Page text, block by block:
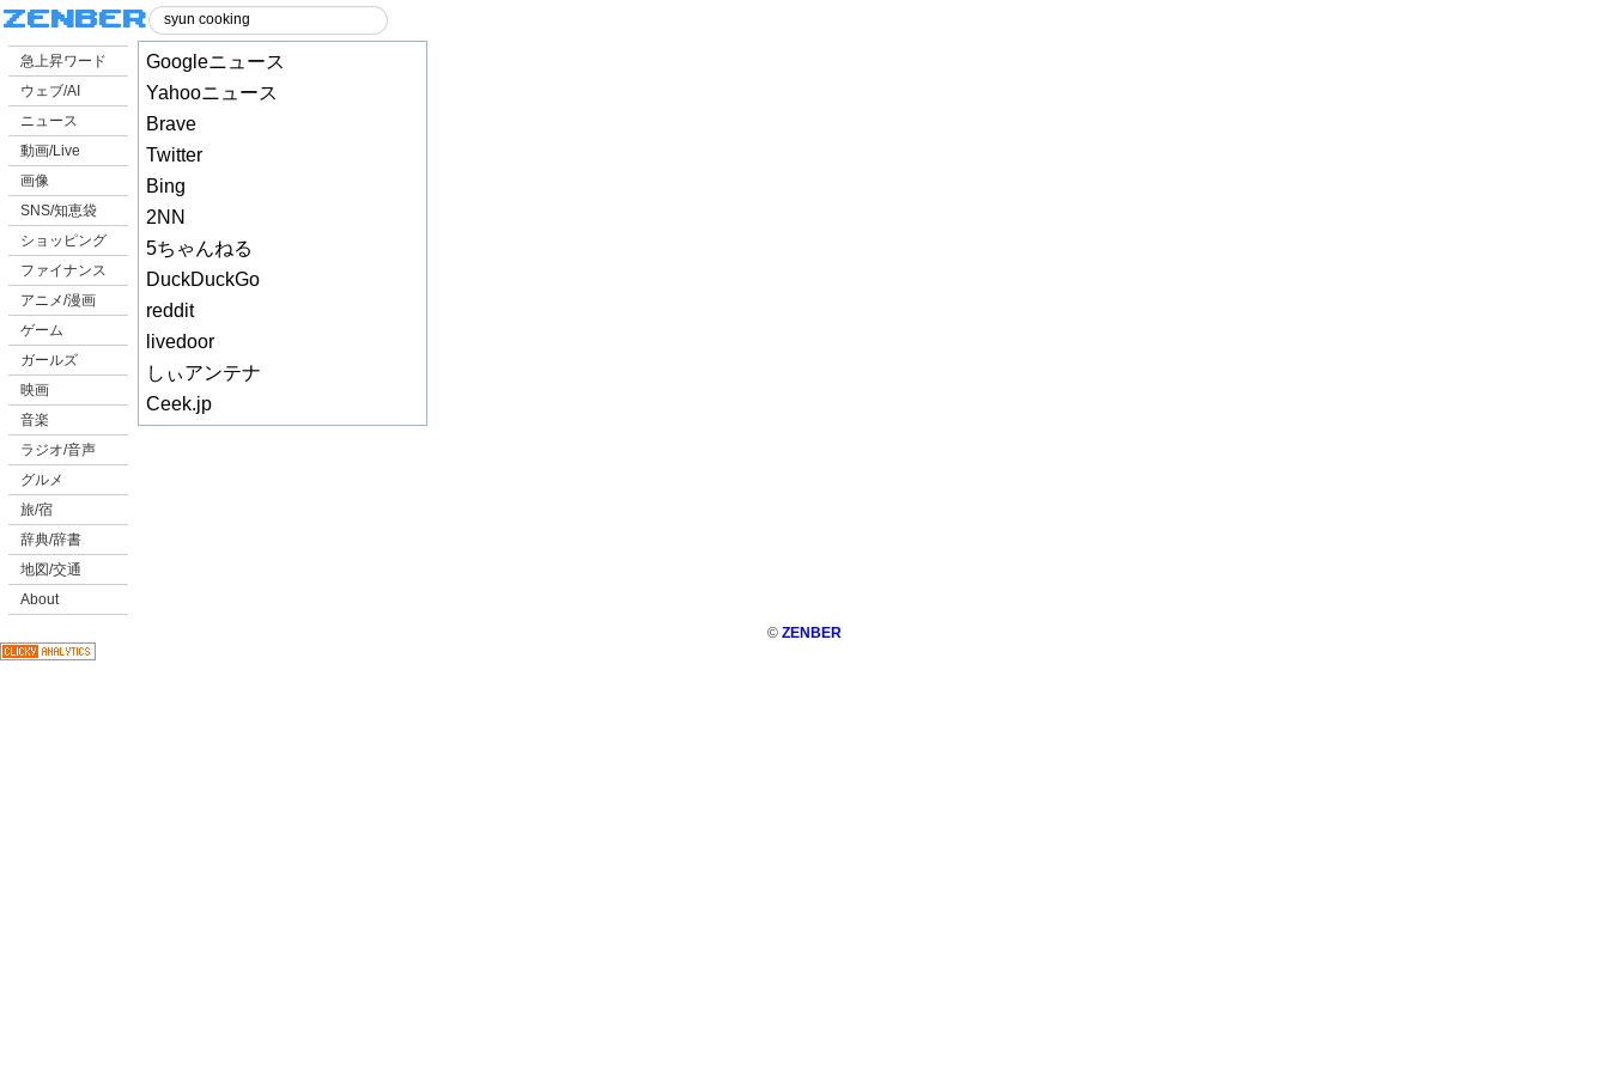
急上昇ワード
ウェブ/AI
ニュース
動画/Live
画像
SNS/知恵袋
ショッピング
ファイナンス
アニメ/漫画
ゲーム
ガールズ
映画
音楽
ラジオ/音声
グルメ
旅/宿
辞典/辞書
地図/交通
About
Googleニュース
Yahooニュース
Brave
Twitter
Bing
2NN
5ちゃんねる
DuckDuckGo
reddit
livedoor
しぃアンテナ
Ceek.jp
© ZENBER